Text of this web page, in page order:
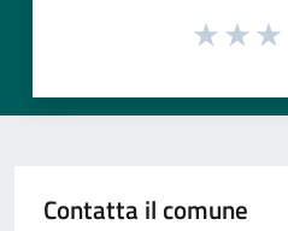
Contatta il comune